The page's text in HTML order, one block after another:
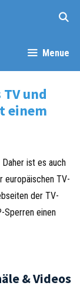
Menue
und
einem
ist es auch
europäischen TV-
der TV-
Sperren einen
& Videos